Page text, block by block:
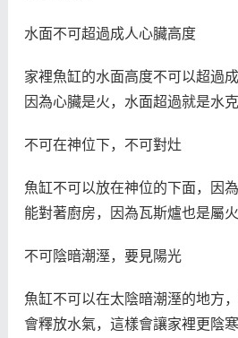
水面不可超過成人心臟高度
家裡魚缸的水面高度不可以超過
因為心臟是火，水面超過就是水克
不可在神位下，不可對灶
魚缸不可以放在神位的下面，因
能對著廚房，因為瓦斯爐也是屬火
不可陰暗潮溼，要見陽光
魚缸不可以在太陰暗潮溼的地方
會釋放水氣，這樣會讓家裡更陰